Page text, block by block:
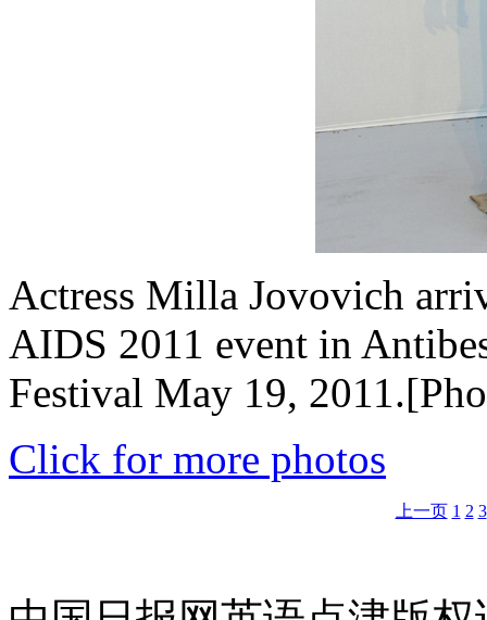
Actress Milla Jovovich
AIDS 2011 event in
Festival May 19,
Click for more photos
上一页 1 2 3